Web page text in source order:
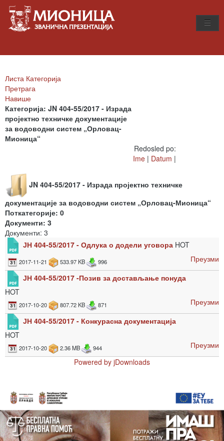
Листа Категорија
Претрага
Навише
Категорија: JN 404-55/2017 - Израда
пројектно техничке документације
за водоводни систем „Орловац-
Мионица“
Redosled po:
Ime | Datum |
JN 404-55/2017 - Израда пројектно техничке
документације за водоводни систем „Орловац-Мионица“
Поткатегорије: 0
Документи: 3
Документи: 3
ЈН 404-55/2017 - Одлука о додели уговора HOT
2017-11-21 533.97 KB 996
Преузми
ЈН 404-55/2017 -Позив за достављање понуда
HOT
2017-10-20 807.72 KB 871
Преузми
ЈН 404-55/2017 - Конкурасна документација
HOT
2017-10-20 2.36 MB 944
Преузми
Powered by jDownloads